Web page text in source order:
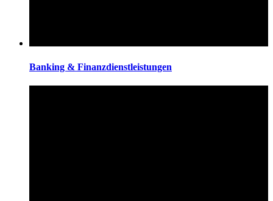
Banking & Finanzdienstleistungen